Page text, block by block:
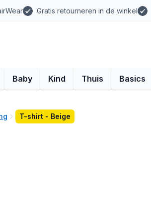
Gratis retourneren in de winkel
Baby Kind Thuis Basics
T-shirt - Beige